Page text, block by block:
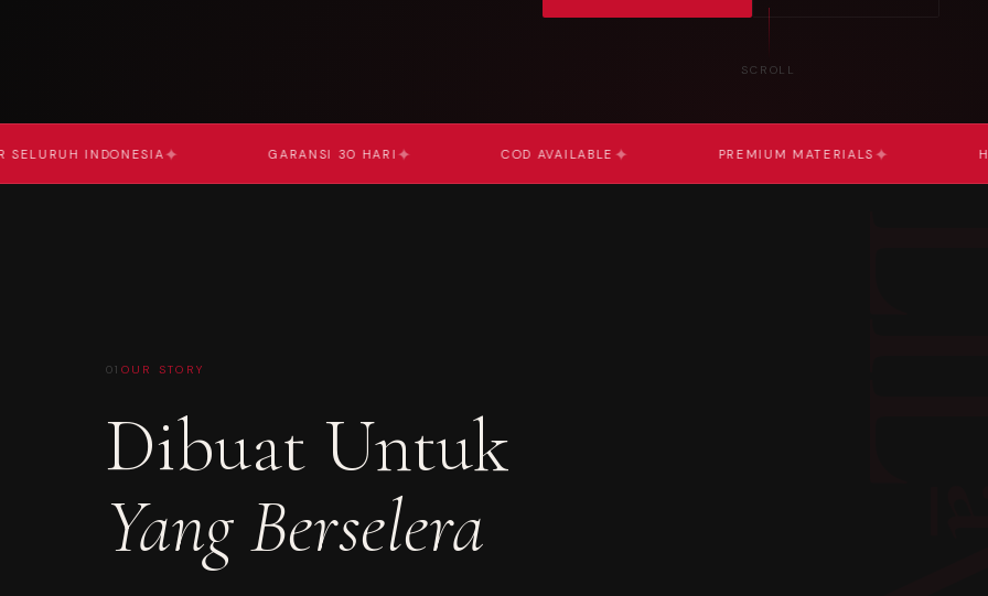
SCROLL
INDONESIA✦ GARANSI 30 HARI✦ COD AVAILABLE✦ PREMIUM MATERIALS✦
OUR STORY
Dibuat Untuk
Yang Berselera